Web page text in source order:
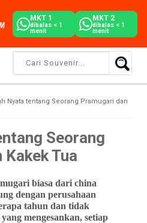
MKT 1
dibalas < 1
menit
MKT 2
dibalas < 1
menit
Nyata tentang Seorang Pramugari dan
Seorang
Tua
biasa dari china
dengan perusahaan
tahun dan tidak
mengesankan, setiap